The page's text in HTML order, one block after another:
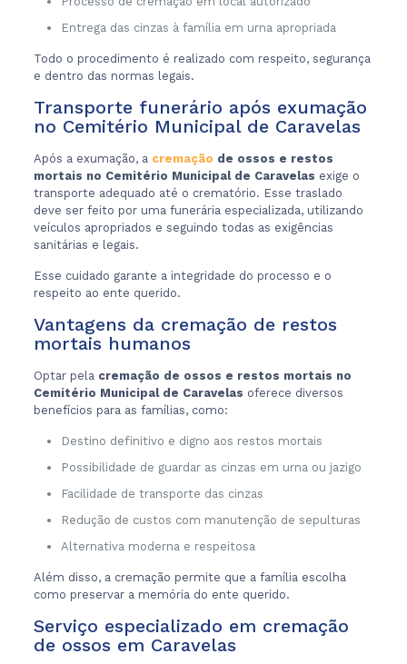
Entrega das cinzas à família em urna apropriada
Todo o procedimento é realizado com respeito, segurança
e dentro das normas legais.
Transporte funerário após exumação
no Cemitério Municipal de Caravelas
Após a exumação, a cremação de ossos e restos
mortais no Cemitério Municipal de Caravelas exige o
transporte adequado até o crematório. Esse traslado
deve ser feito por uma funerária especializada, utilizando
veículos apropriados e seguindo todas as exigências
sanitárias e legais.
Esse cuidado garante a integridade do processo e o
respeito ao ente querido.
Vantagens da cremação de restos
mortais humanos
Optar pela cremação de ossos e restos mortais no
Cemitério Municipal de Caravelas oferece diversos
benefícios para as famílias, como:
Destino definitivo e digno aos restos mortais
Possibilidade de guardar as cinzas em urna ou jazigo
Facilidade de transporte das cinzas
Redução de custos com manutenção de sepulturas
Alternativa moderna e respeitosa
Além disso, a cremação permite que a família escolha
como preservar a memória do ente querido.
Serviço especializado em cremação
de ossos em Caravelas